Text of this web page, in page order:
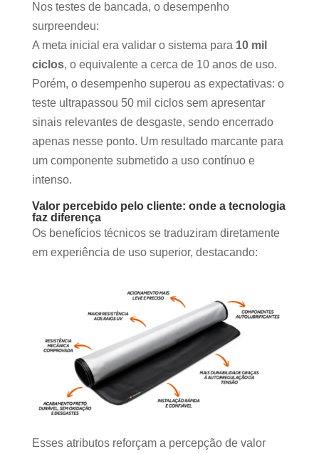
Nos testes de bancada, o desempenho
surpreendeu:
A meta inicial era validar o sistema para 10 mil
ciclos, o equivalente a cerca de 10 anos de uso.
Porém, o desempenho superou as expectativas: o
teste ultrapassou 50 mil ciclos sem apresentar
sinais relevantes de desgaste, sendo encerrado
apenas nesse ponto. Um resultado marcante para
um componente submetido a uso contínuo e
intenso.
Valor percebido pelo cliente: onde a tecnologia
faz diferença
Os benefícios técnicos se traduziram diretamente
em experiência de uso superior, destacando:
Esses atributos reforçam a percepção de valor